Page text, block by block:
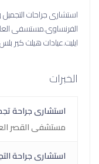
استشارى جراحات
الفرنساوى.مستسفى
ايليت.عيادات هيلث كير
الخبرات
استشارى جراحة
مستشفى القصر
استشارى جراحة